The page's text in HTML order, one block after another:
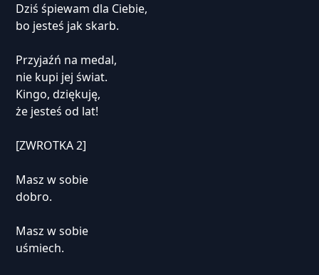
Dziś śpiewam dla Ciebie,
bo jesteś jak skarb.
Przyjaźń na medal,
nie kupi jej świat.
Kingo, dziękuję,
że jesteś od lat!
[ZWROTKA 2]
Masz w sobie
dobro.
Masz w sobie
uśmiech.